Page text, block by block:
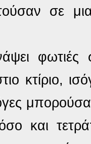
σε
κτίριο,
όσο και